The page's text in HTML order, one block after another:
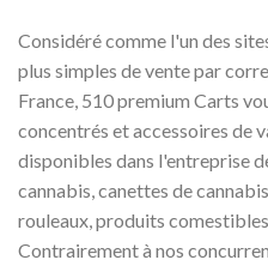
Considéré comme l'un des
plus simples de vente par
France, 510 premium Carts
concentrés et accessoires de
disponibles dans l'entreprise
cannabis, canettes de
rouleaux, produits
Contrairement à nos